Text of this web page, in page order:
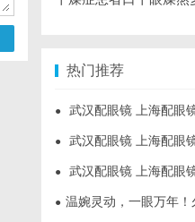
热门推荐
● 武汉配眼镜 上海配眼
● 武汉配眼镜 上海配眼
● 武汉配眼镜 上海配眼
● 温婉灵动，一眼万年！久匠量身定制的眉眼唇，才是